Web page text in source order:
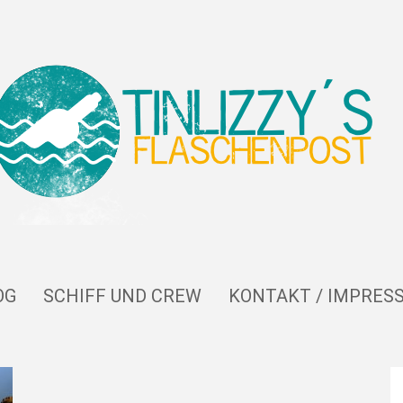
SCHIFF UND CREW KONTAKT /